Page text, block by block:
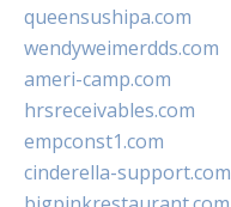
queensushipa.com
wendyweimerdds.com
ameri-camp.com
hrsreceivables.com
empconst1.com
cinderella-support.com